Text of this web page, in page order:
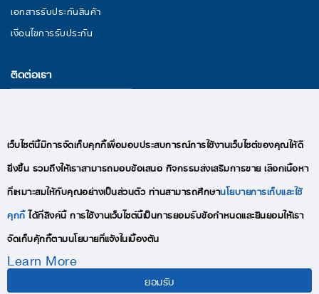
เอกสารรับประกันสินค้า
เงื่อนไขการรับประกัน
ติดต่อเรา
โทร : +66(0)95-409-9280
COPYRIGHTS © 2020 LEKISE, ALL RIGHTS RESERVED
เว็บไซต์นี้มีการจัดเก็บคุกกี้เพื่อมอบประสบการณ์การใช้งานเว็บไซต์ของคุณให้ดี
ยิ่งขึ้น รวมถึงให้เราสามารถมอบข้อเสนอ กิจกรรมส่งเสริมการขาย เลือกเนื้อหา
ที่เหมาะสมให้กับคุณอย่างเป็นส่วนตัว ท่านสามารถศึกษานโยบายการเก็บและใช้
คุกกี้ได้ที่ลิงค์นี้ การใช้งานเว็บไซต์นี้เป็นการยอมรับข้อกำหนดและยินยอมให้เรา
จัดเก็บคุ้กกี้ตามนโยบายที่แจ้งในเบื้องต้น
Learn More
ยอมรับ